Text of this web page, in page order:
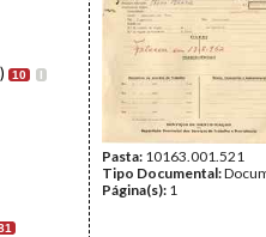
10 I
Pasta: 10163.001.521
Tipo Documental:
Página(s): 1